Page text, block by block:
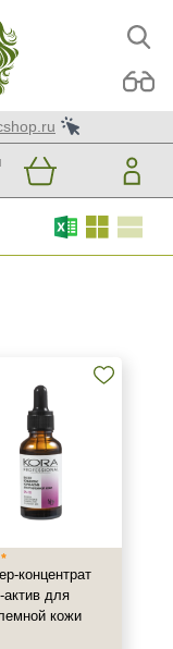
концентрат
актив для
кожи